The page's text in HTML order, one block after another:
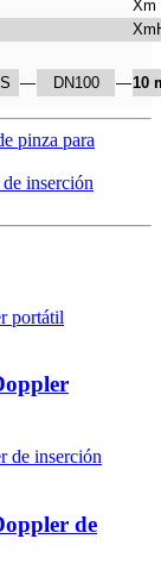
Xm
S — DN100 —10
pinza para
inserción
de